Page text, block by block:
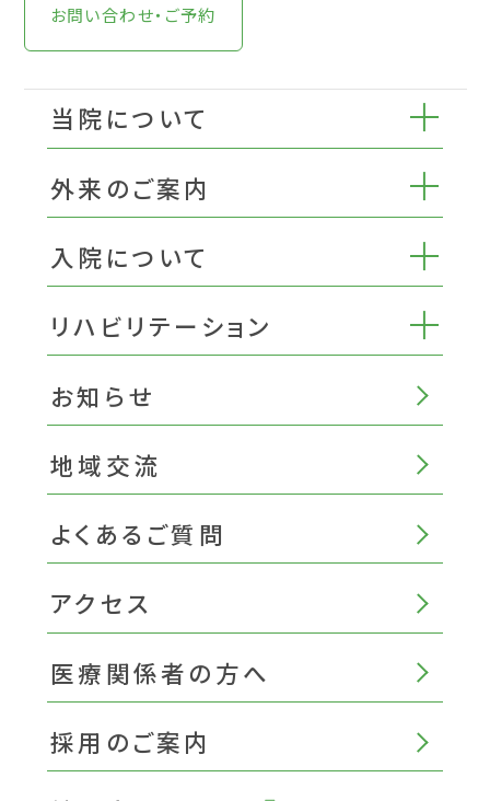
お問い合わせ・ご予約
当院について
外来のご案内
入院について
リハビリテーション
お知らせ
地域交流
よくあるご質問
アクセス
医療関係者の方へ
採用のご案内